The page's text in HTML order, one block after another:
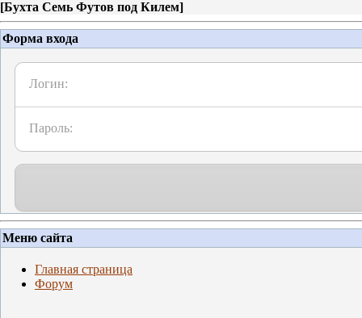
[Бухта Семь Футов под Килем]
Форма входа
Логин:
Пароль:
Меню сайта
Главная страница
Форум